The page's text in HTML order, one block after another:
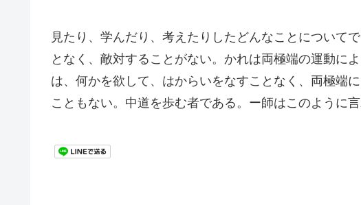
見たり、学んだり、考えたりしたどんなことについて
となく、敵対することがない。かれは両極端の運動に
は、何かを欲して、はからいをなすことなく、両極端
こともない。中道を歩む者である。ー師はこのように言